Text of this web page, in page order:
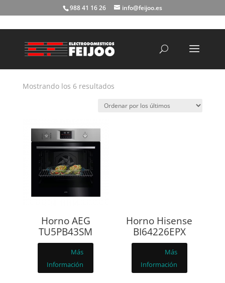
988 41 16 26 info@feijoo.es
Mostrando los 6 resultadosOrdenado
los
Horno AEG
TU5PB43SM
Más
Información
Horno Hisense
BI64226EPX
Más
Información